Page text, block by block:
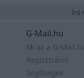
Írd
G-Mail.hu
Mi az a G-
Regisztráció
Segítségek